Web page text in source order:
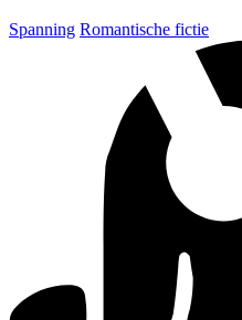
Spanning Romantische fictie